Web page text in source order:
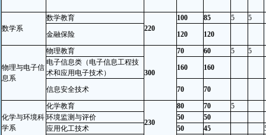
数学系
数学教育
220
100 85 5
5
金融保险
120 120
物理与电子信
息系
物理教育
300
70 60 5
5
电子信息类（电子信息工程技
术和应用电子技术）
160 160
信息安全技术 70 70
化学与环境科
学系
化学教育
230
80 70
5
环境监测与评价
50
50
应用化工技术
50 45